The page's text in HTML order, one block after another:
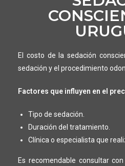
El costo de la sedación
sedación y el procedimiento
Factores que influyen en el
Tipo de sedación.
Duración del tratamiento.
Clínica o especialista que
Es recomendable consultar